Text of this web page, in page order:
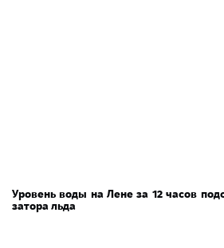
Уровень воды на Лене за 12 часов
затора льда